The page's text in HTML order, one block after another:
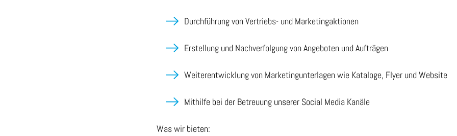
Durchführung von Vertriebs- und Marketingaktionen
Erstellung und Nachverfolgung von Angeboten und Aufträgen
Weiterentwicklung von Marketingunterlagen wie Kataloge, Flyer und Website
Mithilfe bei der Betreuung unserer Social Media Kanäle
Was wir bieten: